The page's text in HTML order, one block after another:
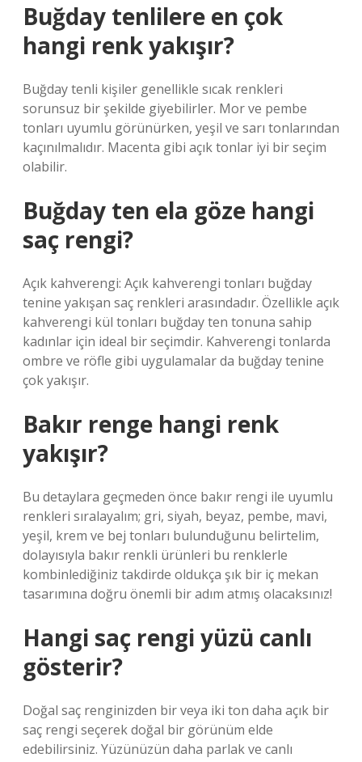
Buğday tenlilere en çok
hangi renk yakışır?
Buğday tenli kişiler genellikle sıcak renkleri
sorunsuz bir şekilde giyebilirler. Mor ve pembe
tonları uyumlu görünürken, yeşil ve sarı tonlarından
kaçınılmalıdır. Macenta gibi açık tonlar iyi bir seçim
olabilir.
Buğday ten ela göze hangi
saç rengi?
Açık kahverengi: Açık kahverengi tonları buğday
tenine yakışan saç renkleri arasındadır. Özellikle açık
kahverengi kül tonları buğday ten tonuna sahip
kadınlar için ideal bir seçimdir. Kahverengi tonlarda
ombre ve röfle gibi uygulamalar da buğday tenine
çok yakışır.
Bakır renge hangi renk
yakışır?
Bu detaylara geçmeden önce bakır rengi ile uyumlu
renkleri sıralayalım; gri, siyah, beyaz, pembe, mavi,
yeşil, krem ​​ve bej tonları bulunduğunu belirtelim,
dolayısıyla bakır renkli ürünleri bu renklerle
kombinlediğiniz takdirde oldukça şık bir iç mekan
tasarımına doğru önemli bir adım atmış olacaksınız!
Hangi saç rengi yüzü canlı
gösterir?
Doğal saç renginizden bir veya iki ton daha açık bir
saç rengi seçerek doğal bir görünüm elde
edebilirsiniz. Yüzünüzün daha parlak ve canlı